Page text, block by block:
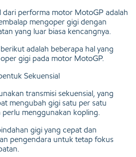
dari performa motor MotoGP adalah
mengoper gigi dengan
yang luar biasa kencangnya.
adalah beberapa hal yang
gigi pada motor MotoGP.
Sekuensial
transmisi sekuensial, yang
mengubah gigi satu per satu
menggunakan kopling.
gigi yang cepat dan
pengendara untuk tetap fokus